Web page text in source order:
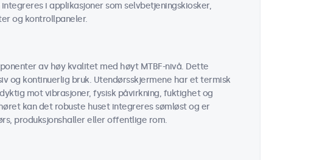
i applikasjoner som selvbetjeningskiosker,
og kontrollpaneler.
av høy kvalitet med høyt MTBF-nivå. Dette
og kontinuerlig bruk. Utendørsskjermene har et termisk
mot vibrasjoner, fysisk påvirkning, fuktighet og
kan det robuste huset integreres sømløst og er
produksjonshaller eller offentlige rom.